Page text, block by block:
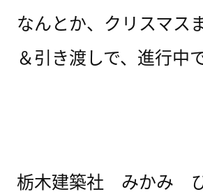
なんとか、クリスマス
＆引き渡しで、進行中で
栃木建築社 みかみ